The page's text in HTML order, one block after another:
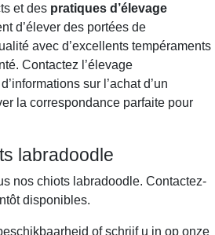
et des pratiques d’élevage
d’élever des portées de
avec d’excellents tempéraments
Contactez l’élevage
sur l’achat d’un
la correspondance parfaite pour
labradoodle
nos chiots labradoodle. Contactez-
disponibles.
of schrijf u in op onze